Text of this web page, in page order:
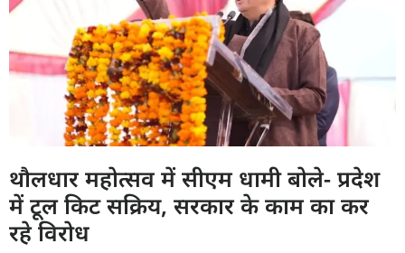
थौलधार महोत्सव में सीएम धामी बोले- प्रदेश
में टूल किट सक्रिय, सरकार के काम का कर
रहे विरोध